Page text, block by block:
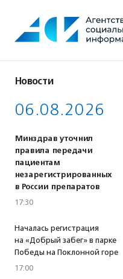
содержанию
Новости
06.08.2026
Минздрав уточнил
правила передачи
пациентам
незарегистрированных
в России препаратов
17:30
Началась регистрация
на «Добрый забег» в парке
Победы на Поклонной горе
17:00